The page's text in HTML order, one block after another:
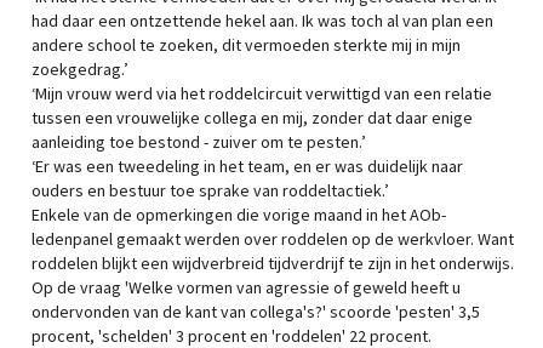
had daar een ontzettende hekel aan. Ik was toch al van plan een
andere school te zoeken, dit vermoeden sterkte mij in mijn
zoekgedrag.’
‘Mijn vrouw werd via het roddelcircuit verwittigd van een relatie
tussen een vrouwelijke collega en mij, zonder dat daar enige
aanleiding toe bestond - zuiver om te pesten.’
‘Er was een tweedeling in het team, en er was duidelijk naar
ouders en bestuur toe sprake van roddeltactiek.’
Enkele van de opmerkingen die vorige maand in het AOb-
ledenpanel gemaakt werden over roddelen op de werkvloer. Want
roddelen blijkt een wijdverbreid tijdverdrijf te zijn in het onderwijs.
Op de vraag 'Welke vormen van agressie of geweld heeft u
ondervonden van de kant van collega's?' scoorde 'pesten' 3,5
procent, 'schelden' 3 procent en 'roddelen' 22 procent.